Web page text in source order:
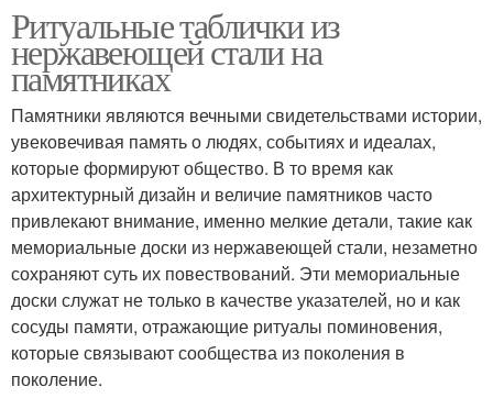
Ритуальные таблички из
нержавеющей стали на
памятниках
Памятники являются вечными свидетельствами истории,
увековечивая память о людях, событиях и идеалах,
которые формируют общество. В то время как
архитектурный дизайн и величие памятников часто
привлекают внимание, именно мелкие детали, такие как
мемориальные доски из нержавеющей стали, незаметно
сохраняют суть их повествований. Эти мемориальные
доски служат не только в качестве указателей, но и как
сосуды памяти, отражающие ритуалы поминовения,
которые связывают сообщества из поколения в
поколение.